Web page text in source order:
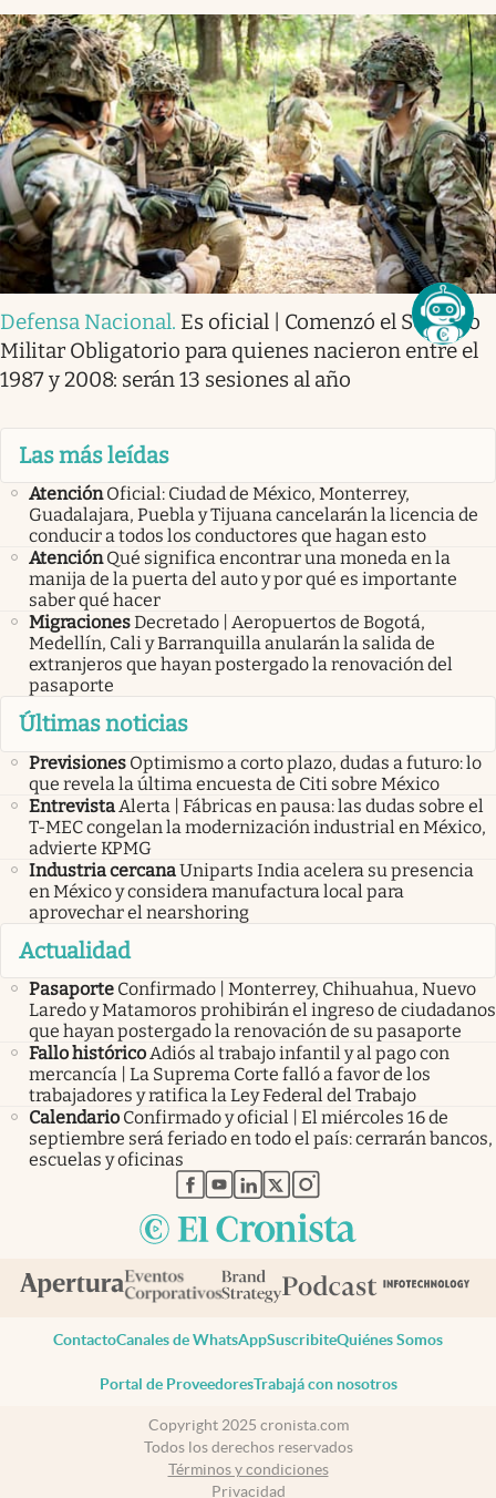
Defensa Nacional. Es oficial | Comenzó el Servicio
Militar Obligatorio para quienes nacieron entre el
1987 y 2008: serán 13 sesiones al año
Las más leídas
Atención Oficial: Ciudad de México, Monterrey,
Guadalajara, Puebla y Tijuana cancelarán la licencia de
conducir a todos los conductores que hagan esto
Atención Qué significa encontrar una moneda en la
manija de la puerta del auto y por qué es importante
saber qué hacer
MigracionesDecretado | Aeropuertos de Bogotá,
Medellín, Cali y Barranquilla anularán la salida de
extranjeros que hayan postergado la renovación del
pasaporte
Últimas noticias
Previsiones Optimismo a corto plazo, dudas a futuro: lo
que revela la última encuesta de Citi sobre México
Entrevista Alerta | Fábricas en pausa: las dudas sobre el
T-MEC congelan la modernización industrial en México,
advierte KPMG
Industria cercanaUniparts India acelera su presencia
en México y considera manufactura local para
aprovechar el nearshoring
Actualidad
Pasaporte Confirmado | Monterrey, Chihuahua, Nuevo
Laredo y Matamoros prohibirán el ingreso de ciudadanos
que hayan postergado la renovación de su pasaporte
Fallo históricoAdiós al trabajo infantil y al pago con
mercancía | La Suprema Corte falló a favor de los
trabajadores y ratifica la Ley Federal del Trabajo
Calendario Confirmado y oficial | El miércoles 16 de
septiembre será feriado en todo el país: cerrarán bancos,
escuelas y oficinas
abre en nueva pestaña
abre en nueva pestaña
abre en nueva pestaña
abre en nueva pestaña
abre en nueva pestaña
ContactoCanales de WhatsAppSuscribiteQuiénes Somos
Portal de ProveedoresTrabajá con nosotros
Copyright 2025 cronista.com
Todos los derechos reservados
Términos y condiciones
Privacidad